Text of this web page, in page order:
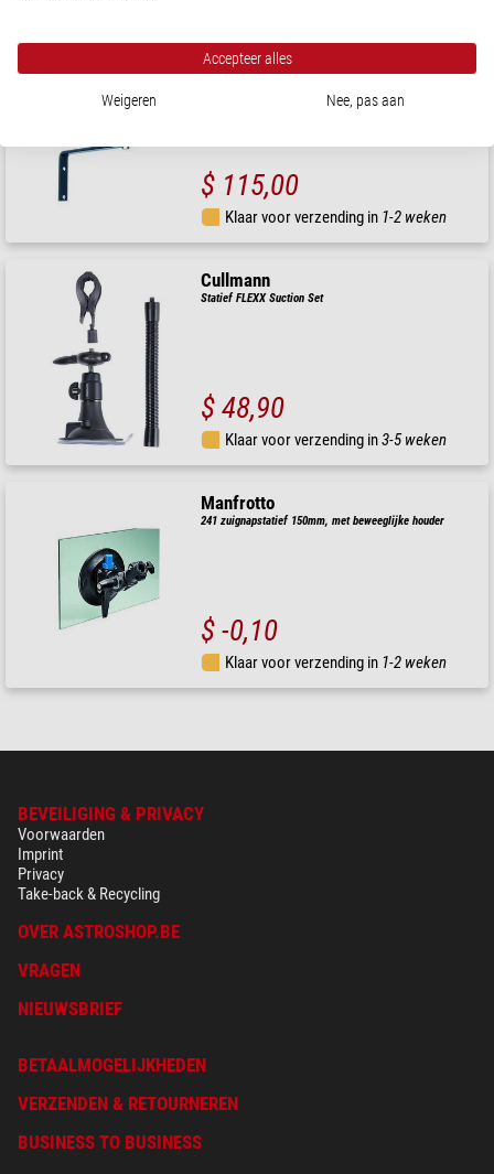
Manfrotto
Statief 356 muurbevestiging, met 234
$ 115,00
Klaar voor verzending in 1-2 weken
Cullmann
Statief FLEXX Suction Set
$ 48,90
Klaar voor verzending in3-5 weken
Manfrotto
241 zuignapstatief 150mm, met beweeglijke houder
$ -0,10
Klaar voor verzending in 1-2 weken
BEVEILIGING & PRIVACY
Voorwaarden
Imprint
Privacy
Take-back & Recycling
OVER ASTROSHOP.BE
VRAGEN
NIEUWSBRIEF
BETAALMOGELIJKHEDEN
VERZENDEN & RETOURNEREN
BUSINESS TO BUSINESS
Accepteer alles
Weigeren Nee, pas aan